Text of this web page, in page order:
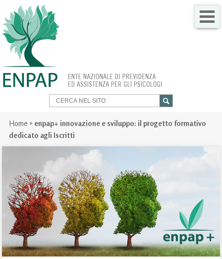
SERVIZI PER TE
TRASPARENZA
CONTATTI
Home » enpap+ innovazione e sviluppo: il progetto formativo
dedicato agli Iscritti